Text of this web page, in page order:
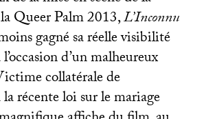
Queer Palm 2013,L’Inconnu
gagné sa réelle visibilité
d’un malheureux
collatérale de
récente loi sur le mariage